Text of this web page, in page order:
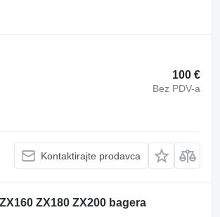
100 €
Bez PDV-a
Kontaktirajte prodavca
ZX180 ZX200 bagera